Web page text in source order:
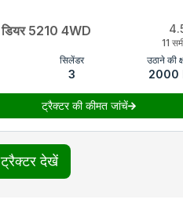
डियर 5210 4WD
11
सिलेंडर
3
उठाने की
2000
ट्रैक्टर की कीमत जांचें
देखें